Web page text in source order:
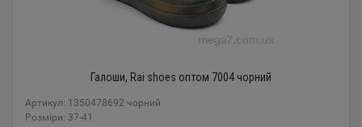
Галоши, Rai shoes оптом 7004 чорний
Артикул: 1350478692 чорний
Розміри: 37-41